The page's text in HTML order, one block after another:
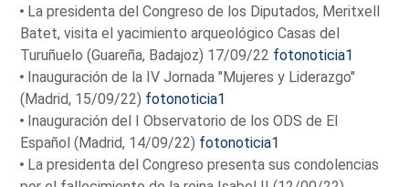
La presidenta del Congreso de los Diputados, Meritxell
Batet, visita el yacimiento arqueológico Casas del
Turuñuelo (Guareña, Badajoz) 17/09/22 fotonoticia1
Inauguración de la IV Jornada "Mujeres y Liderazgo"
(Madrid, 15/09/22) fotonoticia1
Inauguración del I Observatorio de los ODS de El
Español (Madrid, 14/09/22) fotonoticia1
La presidenta del Congreso presenta sus condolencias